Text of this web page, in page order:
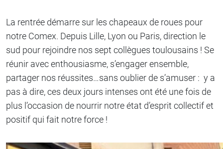
La rentrée démarre sur les chapeaux de roues pour
notre Comex. Depuis Lille, Lyon ou Paris, direction le
sud pour rejoindre nos sept collègues toulousains ! Se
réunir avec enthousiasme, s’engager ensemble,
partager nos réussites…sans oublier de s’amuser : y a
pas à dire, ces deux jours intenses ont été une fois de
plus l’occasion de nourrir notre état d’esprit collectif et
positif qui fait notre force !